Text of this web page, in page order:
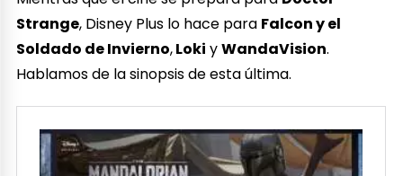
Strange, Disney Plus lo hace para Falcon y el
Soldado de Invierno,Loki yWandaVision.
Hablamos de la sinopsis de esta última.